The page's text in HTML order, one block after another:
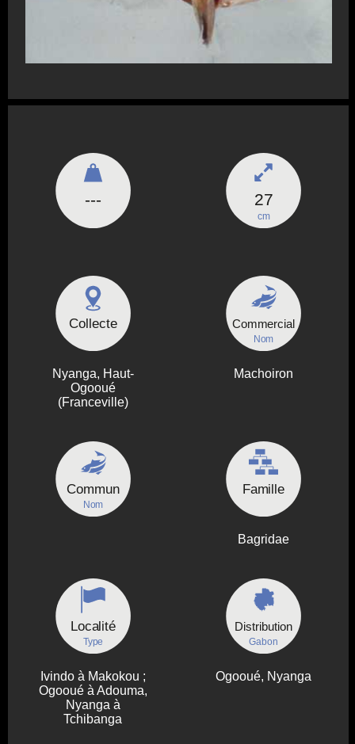
--- 27
cm
Collecte
Nyanga, Haut-
Ogooué
(Franceville)
Commercial
Nom
Machoiron
Commun
Nom
Famille
Bagridae
Localité
Type
Ivindo à Makokou ;
Ogooué à Adouma,
Nyanga à
Tchibanga
Distribution
Gabon
Ogooué, Nyanga